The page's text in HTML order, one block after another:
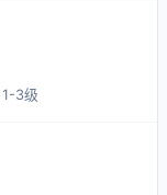
1-3级